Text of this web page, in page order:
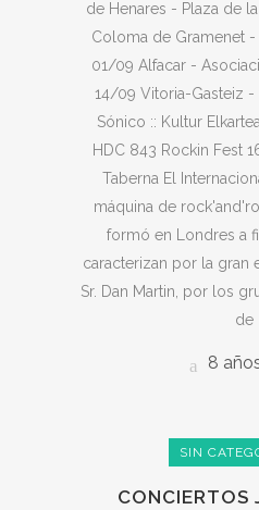
de Henares - Plaza de
Coloma de Gramenet -
01/09 Alfacar -
14/09 Vitoria-Gasteiz
Sónico :: Kultur
HDC 843 Rockin Fest
Taberna El
máquina de
formó en Londres a
caracterizan por la gran
Sr. Dan Martin, por los
de
8
SIN
CONCIERTOS